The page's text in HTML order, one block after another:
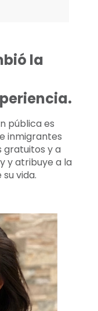
la
pública es
inmigrantes
gratuitos y a
y atribuye a la
vida.